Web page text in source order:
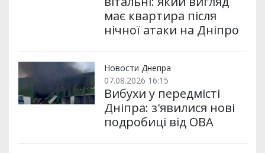
має квартира після
нічної атаки на Дніпро
Новости Днепра
07.08.2026 16:15
Вибухи у передмісті
Дніпра: з'явилися нові
подробиці від ОВА